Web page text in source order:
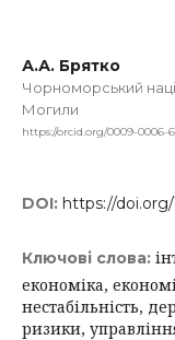
А.А. Брятко
Чорноморський
Могили
https://orcid.org/0009-0006-
DOI: https://doi.org/
Ключові слова:
економіка,
нестабільність,
ризики,